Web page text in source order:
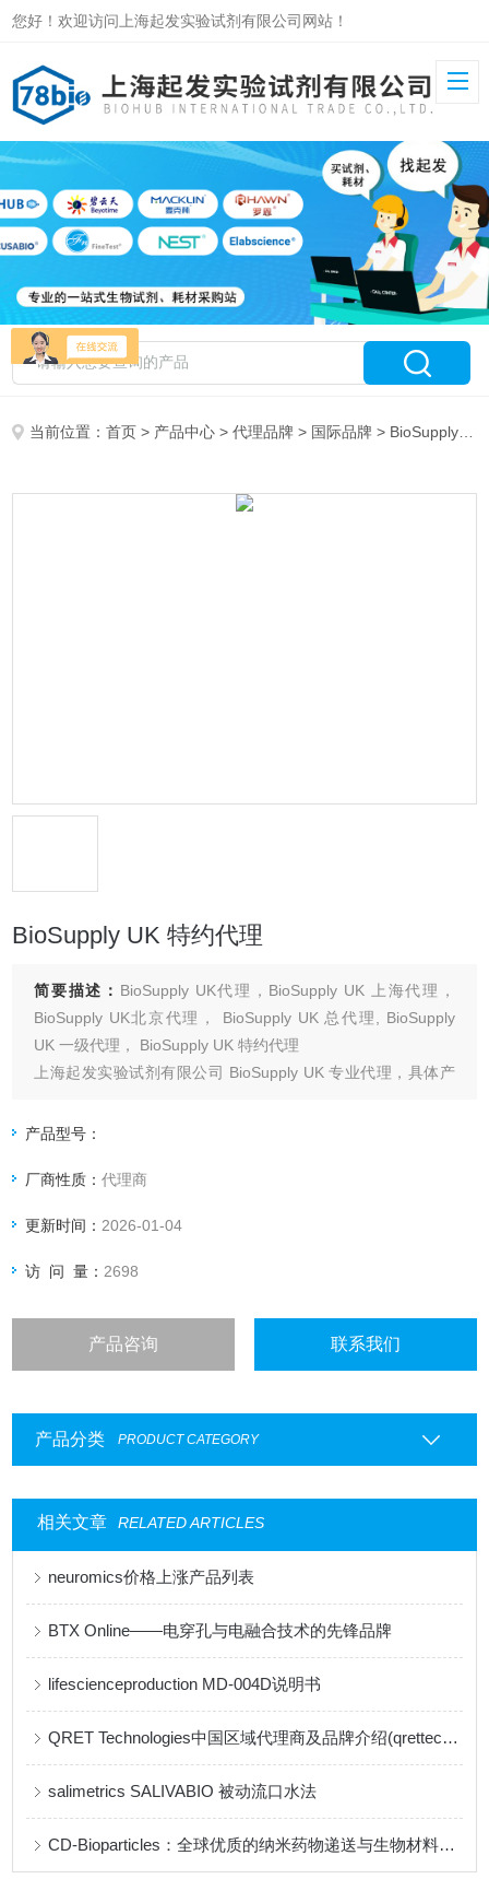
您好！欢迎访问上海起发实验试剂有限公司网站！
当前位置：首页 > 产品中心 >代理品牌 > 国际品牌 > BioSupply UK 特约代理
BioSupply UK 特约代理
简要描述： BioSupply UK代理，BioSupply UK 上海代理，
BioSupply UK北京代理， BioSupply UK 总代理, BioSupply
UK 一级代理， BioSupply UK 特约代理
上海起发实验试剂有限公司 BioSupply UK 专业代理，具体产
产品型号：
厂商性质：代理商
更新时间： 2026-01-04
访 问 量： 2698
产品咨询 联系我们
产品分类 PRODUCT CATEGORY
相关文章 RELATED ARTICLES
neuromics价格上涨产品列表
BTX Online——电穿孔与电融合技术的先锋品牌
lifescienceproduction MD-004D说明书
QRET Technologies中国区域代理商及品牌介绍(qrettech特约代理)
salimetrics ​SALIVABIO 被动流口水法
CD-Bioparticles：全球优质的纳米药物递送与生物材料研发平台